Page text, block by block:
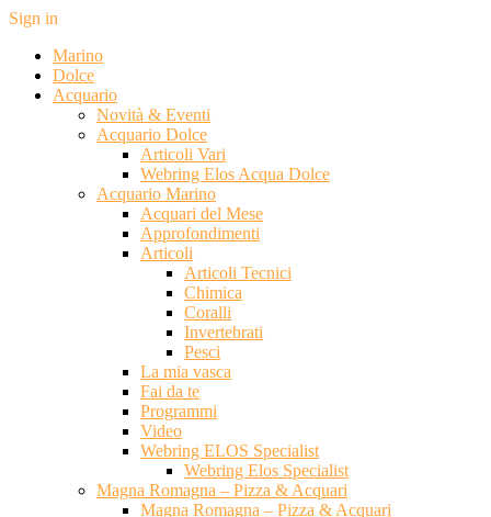
Sign in
Marino
Dolce
Acquario
Novità & Eventi
Acquario Dolce
Articoli Vari
Webring Elos Acqua Dolce
Acquario Marino
Acquari del Mese
Approfondimenti
Articoli
Articoli Tecnici
Chimica
Coralli
Invertebrati
Pesci
La mia vasca
Fai da te
Programmi
Video
Webring ELOS Specialist
Webring Elos Specialist
Magna Romagna – Pizza & Acquari
Magna Romagna – Pizza & Acquari